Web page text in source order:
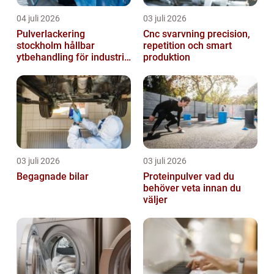
04 juli 2026
Pulverlackering
stockholm hållbar
ytbehandling för industri
03 juli 2026
Cnc svarvning precision,
repetition och smart
produktion
03 juli 2026
Begagnade bilar
03 juli 2026
Proteinpulver vad du
behöver veta innan du
väljer